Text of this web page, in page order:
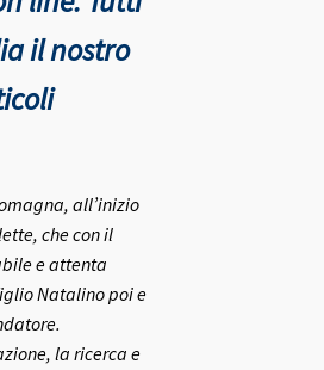
il nostro
all’inizio
che con il
e attenta
Natalino poi e
la ricerca e